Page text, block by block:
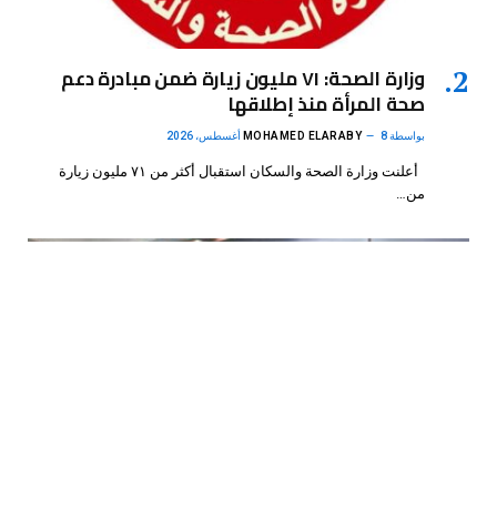
وزارة الصحة: ٧١ مليون زيارة ضمن مبادرة دعم
صحة المرأة منذ إطلاقها
بواسطة MOHAMED ELARABY 8 أغسطس، 2026
أعلنت وزارة الصحة والسكان استقبال أكثر من ٧١ مليون زيارة
من…